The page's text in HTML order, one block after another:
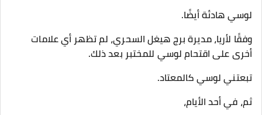
لوسي هادئة أيضًا.
وفقًا لأريا، مديرة برج هيغل السحري، لم تظهر أي علامات
أخرى على اقتحام لوسي للمختبر بعد ذلك.
تبعتني لوسي كالمعتاد.
ثم، في أحد الأيام،